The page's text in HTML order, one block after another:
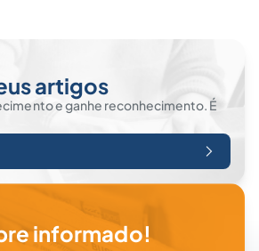
artigos
e ganhe reconhecimento. É
informado!